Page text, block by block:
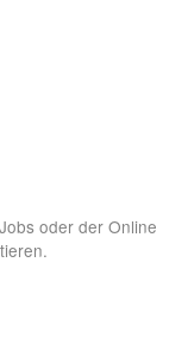
oder der Online